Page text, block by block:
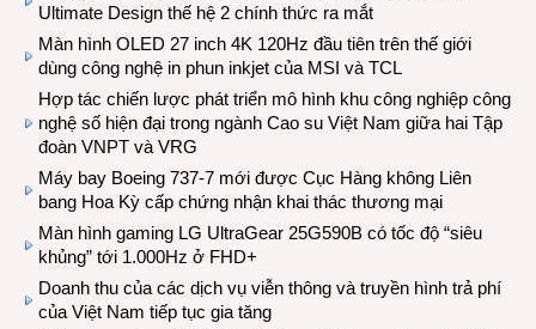
Ultimate Design thế hệ 2 chính thức ra mắt
Màn hình OLED 27 inch 4K 120Hz đầu tiên trên thế giới
dùng công nghệ in phun inkjet của MSI và TCL
Hợp tác chiến lược phát triển mô hình khu công nghiệp công
nghệ số hiện đại trong ngành Cao su Việt Nam giữa hai Tập
đoàn VNPT và VRG
Máy bay Boeing 737-7 mới được Cục Hàng không Liên
bang Hoa Kỳ cấp chứng nhận khai thác thương mại
Màn hình gaming LG UltraGear 25G590B có tốc độ “siêu
khủng” tới 1.000Hz ở FHD+
Doanh thu của các dịch vụ viễn thông và truyền hình trả phí
của Việt Nam tiếp tục gia tăng